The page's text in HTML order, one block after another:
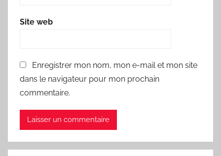
Site web
Enregistrer mon nom, mon e-mail et mon site
dans le navigateur pour mon prochain
commentaire.